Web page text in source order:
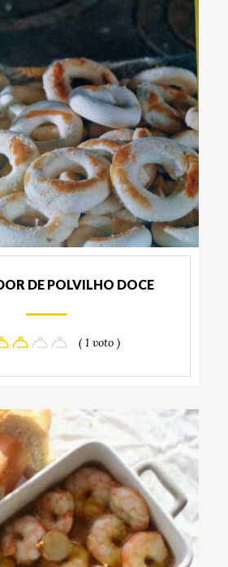
DE POLVILHO DOCE
( 1 voto )